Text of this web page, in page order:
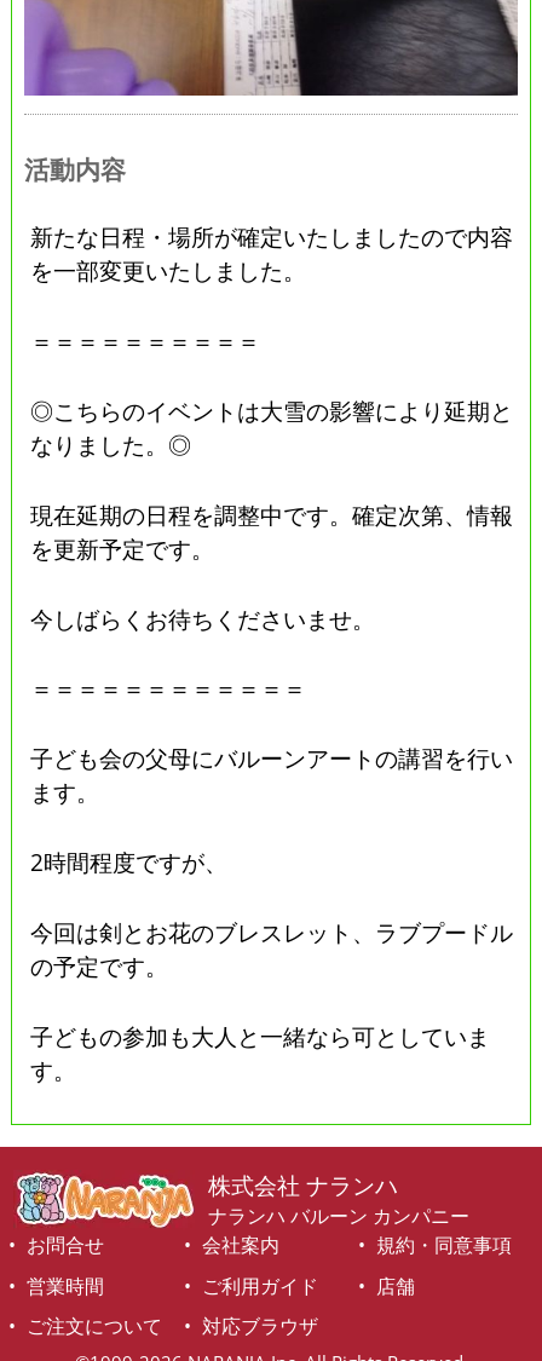
活動内容
新たな日程・場所が確定いたしましたので内容
を一部変更いたしました。
＝＝＝＝＝＝＝＝＝＝
◎こちらのイベントは大雪の影響により延期と
なりました。◎
現在延期の日程を調整中です。確定次第、情報
を更新予定です。
今しばらくお待ちくださいませ。
＝＝＝＝＝＝＝＝＝＝＝＝
子ども会の父母にバルーンアートの講習を行い
ます。
2時間程度ですが、
今回は剣とお花のブレスレット、ラブプードル
の予定です。
子どもの参加も大人と一緒なら可としていま
す。
株式会社 ナランハ
ナランハ バルーン カンパニー
お問合せ
会社案内
規約・同意事項
営業時間
ご利用ガイド
店舗
ご注文について
対応ブラウザ